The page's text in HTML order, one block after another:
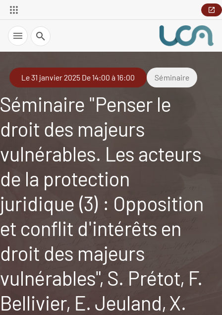
Recherche
Le 31 janvier 2025 De 14:00 à 16:00 Séminaire
Séminaire "Penser le
droit des majeurs
vulnérables. Les acteurs
de la protection
juridique (3) : Opposition
et conflit d'intérêts en
droit des majeurs
vulnérables", S. Prétot, F.
Bellivier, E. Jeuland, X.